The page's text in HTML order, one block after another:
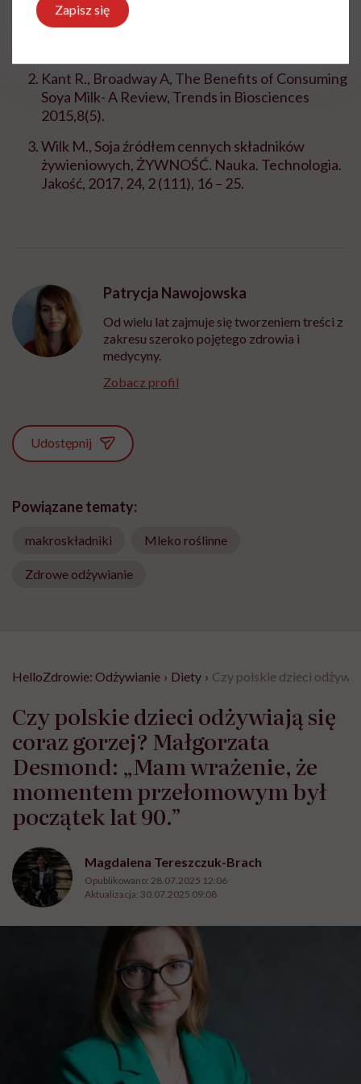
Jooyandeh H, Soy Products as Healthy and
Functional Foods, Middle-East Journal of
Kant R., Broadway A, The Benefits of Consuming
Soya Milk- A Review, Trends in Biosciences
2015,8(5).
Wilk M., Soja źródłem cennych składników
żywieniowych, ŻYWNOŚĆ. Nauka. Technologia.
Jakość, 2017, 24, 2 (111), 16 – 25.
Patrycja Nawojowska
Od wielu lat zajmuje się tworzeniem treści z
zakresu szeroko pojętego zdrowia i
medycyny.
Zobacz profil
Udostępnij
Powiązane tematy:
makroskładniki Mleko roślinne
Zdrowe odżywianie
HelloZdrowie: Odżywianie › Diety › Czy polskie dzieci
Czy polskie dzieci odżywiają się
coraz gorzej? Małgorzata
Desmond: „Mam wrażenie, że
momentem przełomowym był
początek lat 90.”
Magdalena Tereszczuk-Brach
Opublikowano: 28.07.2025 12:06
Aktualizacja: 30.07.2025 09:08
Zapisz się